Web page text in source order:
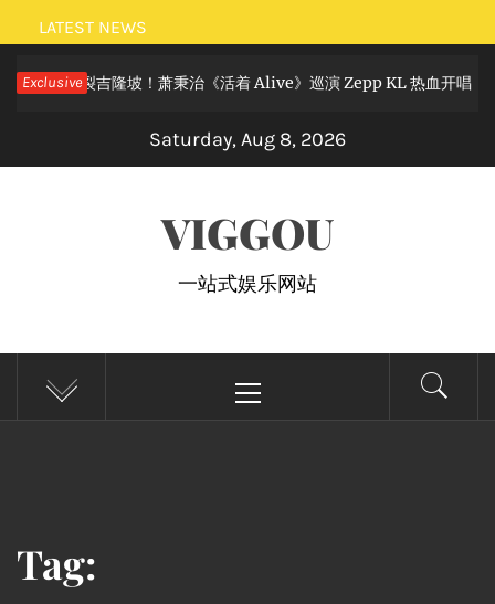
Skip
to
content
LATEST NEWS
Exclusive
滚狂欢炸裂吉隆坡！萧秉治《活着 Alive》巡演 Zepp KL 热血开唱
Saturday, Aug 8, 2026
VIGGOU
一站式娱乐网站
Menu
Tag: